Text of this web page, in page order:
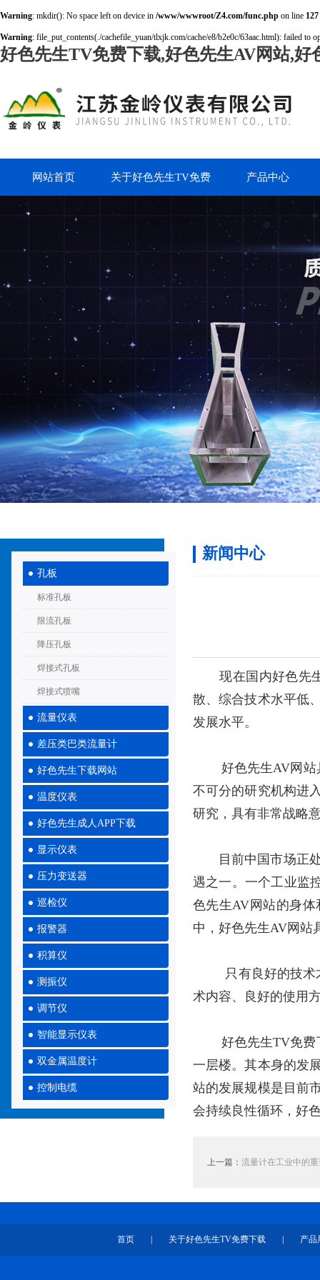
Warning: mkdir(): No space left on device in /www/wwwroot/Z4.com/func.php on line 127
Warning: file_put_contents(./cachefile_yuan/tlxjk.com/cache/e8/b2e0c/63aac.html): failed to
好色先生TV免费下载,好色先生AV网站,
网站首页 关于好色先生TV免费 产品中心
孔板
标准孔板
限流孔板
降压孔板
焊接式孔板
焊接式喷嘴
流量仪表
差压类巴类流量计
好色先生下载网站
温度仪表
好色先生成人APP下载
显示仪表
压力变送器
巡检仪
报警器
积算仪
测振仪
调节仪
智能显示仪表
双金属温度计
控制电缆
新闻中心
现在国内好色先生
散、综合技术水平低
发展水平。
好色先生AV网
不可分的研究机构进
研究，具有非常战略
目前中国市场正
遇之一。一个工业监
色先生AV网站的身
中，好色先生AV网站
只有良好的技术才
术内容、良好的使用
好色先生TV免费
一层楼。其本身的发
站的发展规模是目前
会持续良性循环，好
上一篇： 流量计在工业中的
首页 关于好色先生TV免费下载 产品